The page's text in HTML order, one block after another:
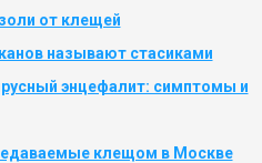
от клещей
называют стасиками
энцефалит: симптомы и
клещом в Москве